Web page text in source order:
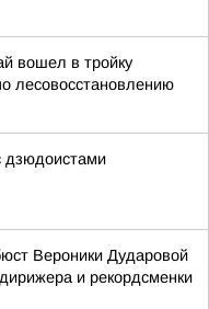
вошел в тройку
лесовосстановлению
дзюдоистами
Вероники Дударовой
и рекордсменки